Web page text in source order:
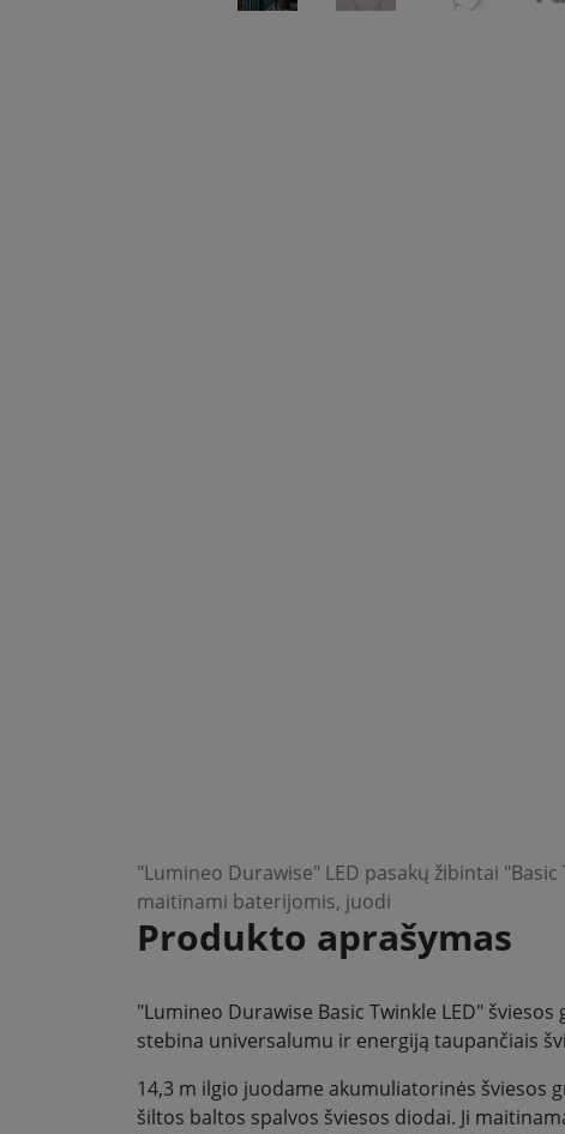
"Lumineo Durawise" LED pasakų žibintai
maitinami baterijomis, juodi
Produkto aprašymas
"Lumineo Durawise Basic Twinkle LED"
stebina universalumu ir energiją taupančiais
14,3 m ilgio juodame akumuliatorinės šviesos
šiltos baltos spalvos šviesos diodai. Ji